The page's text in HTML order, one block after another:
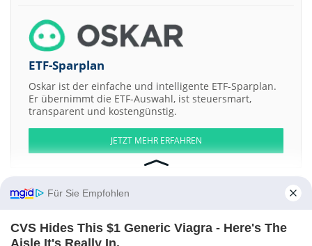
ETF-Sparplan
Oskar ist der einfache und intelligente ETF-Sparplan.
Er übernimmt die ETF-Auswahl, ist steuersmart,
transparent und kostengünstig.
JETZT MEHR ERFAHREN
Aktien ATX DAX EuroStoxx 50 Dow Jones NASDAQ 100 Nikkei 225
S&P 500
Für Sie Empfohlen
CVS Hides This $1 Generic Viagra - Here's The
Aisle It's Really In.